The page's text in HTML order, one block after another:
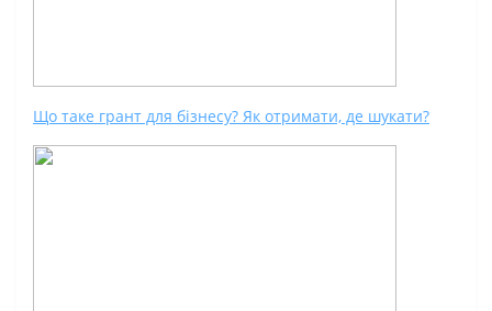
Що таке грант для бізнесу? Як отримати, де шукати?